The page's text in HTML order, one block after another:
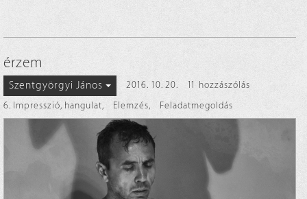
érzem
Szentgyörgyi János 2016. 10. 20.
11 hozzászólás
6. Impresszió, hangulat, Elemzés, Feladatmegoldás